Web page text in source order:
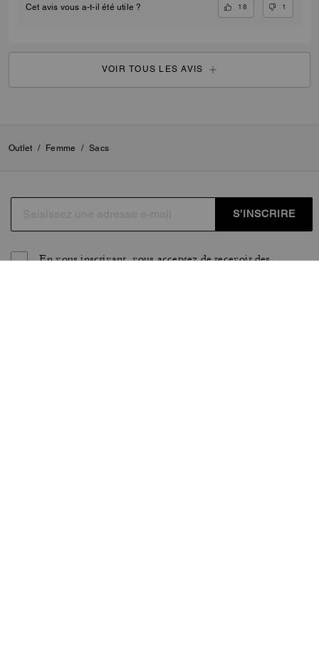
Cet avis vous a-t-il été utile ? 18 1
VOIR TOUS LES AVIS
Outlet / Femme / Sacs
S’INSCRIRE
En vous inscrivant, vous acceptez de recevoir des